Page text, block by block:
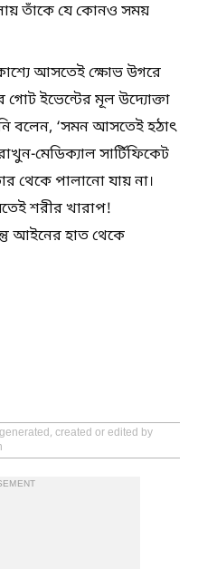
তাঁকে যে কোনও সময়
আসতেই ক্ষোভ উগরে
গোট ইভেন্টের মূল উদ্যোক্তা
বলেন, ‘সমন আসতেই হঠাৎ
মেডিক্যাল সার্টিফিকেট
থেকে পালানো যায় না।
শরীর খারাপ!
আইনের হাত থেকে
created or edited by